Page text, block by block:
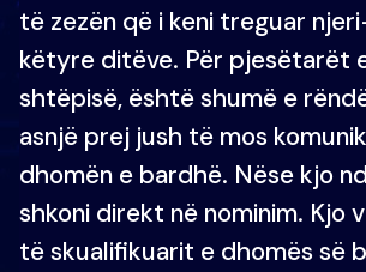
të zezën që i keni treguar
këtyre ditëve. Për pjesëtarët
shtëpisë, është shumë e
asnjë prej jush të mos
dhomën e bardhë. Nëse kjo
shkoni direkt në nominim. Kjo
të skualifikuarit e dhomës së